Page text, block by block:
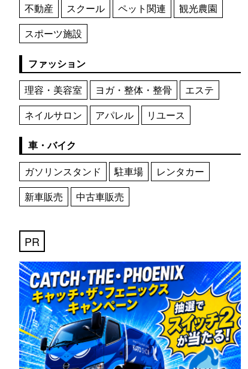
不動産
スクール ペット関連
観光農園
スポーツ施設
ファッション
理容・美容室
ヨガ・整体・整骨
エステ
ネイルサロン
アパレル リユース
車・バイク
ガソリンスタンド
駐車場
レンタカー
新車販売
中古車販売
PR